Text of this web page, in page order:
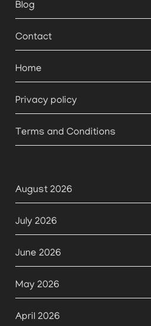
Blog
Contact
Home
Privacy policy
Terms and Conditions
August 2026
July 2026
June 2026
May 2026
April 2026